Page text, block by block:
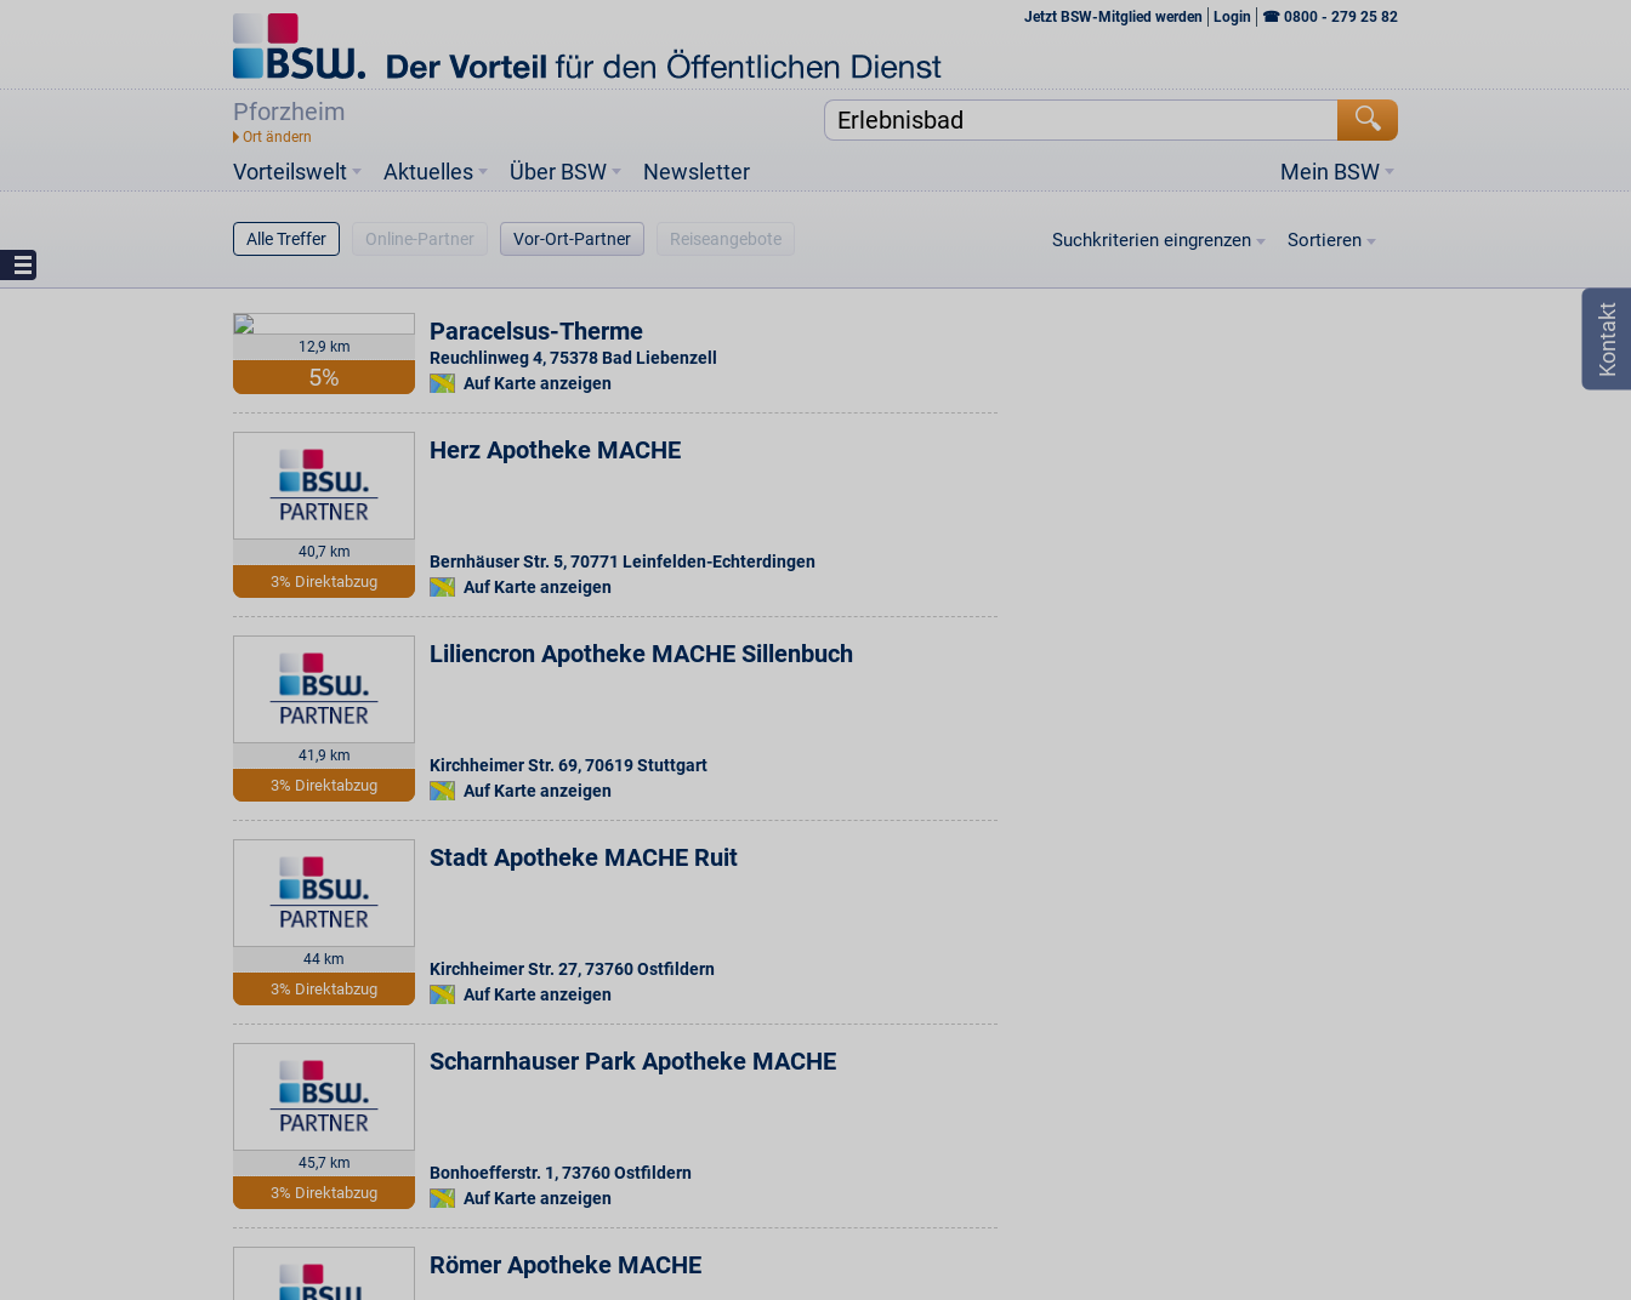
Jetzt BSW-Mitglied werden Login ☎ 0800 - 279 25 82
Pforzheim
Vorteilswelt Mein BSW
Aktuelles Über BSW Newsletter
Alle Treffer Online-Partner Vor-Ort-Partner Reiseangebote Suchkriterien eingrenzen Sortieren
12,9 km
5%
Paracelsus-Therme
Reuchlinweg 4,75378 Bad Liebenzell
Auf Karte anzeigen
40,7 km
3% Direktabzug
Herz Apotheke MACHE
Bernhäuser Str. 5,70771 Leinfelden-Echterdingen
Auf Karte anzeigen
41,9 km
3% Direktabzug
Liliencron Apotheke MACHE Sillenbuch
Kirchheimer Str. 69,70619Stuttgart
Auf Karte anzeigen
44 km
3% Direktabzug
Stadt Apotheke MACHE Ruit
Kirchheimer Str. 27,73760Ostfildern
Auf Karte anzeigen
45,7 km
3% Direktabzug
Scharnhauser Park Apotheke MACHE
Bonhoefferstr. 1,73760Ostfildern
Auf Karte anzeigen
Römer Apotheke MACHE